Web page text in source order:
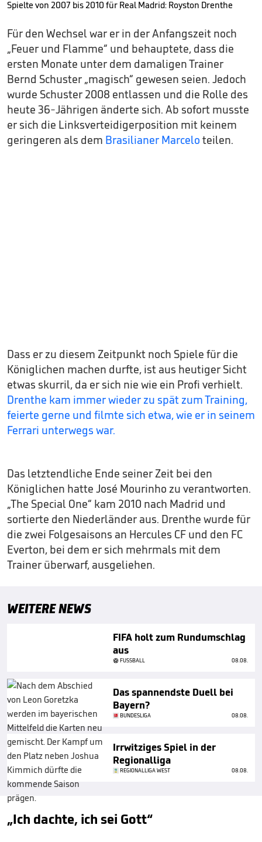
Spielte von 2007 bis 2010 für Real Madrid: Royston Drenthe
Für den Wechsel war er in der Anfangszeit noch
„Feuer und Flamme“ und behauptete, dass die
ersten Monate unter dem damaligen Trainer
Bernd Schuster „magisch“ gewesen seien. Jedoch
wurde Schuster 2008 entlassen und die Rolle des
heute 36-Jährigen änderte sich. Ab sofort musste
er sich die Linksverteidigerposition mit keinem
geringeren als dem Brasilianer Marcelo teilen.
Dass er zu diesem Zeitpunkt noch Spiele für die
Königlichen machen durfte, ist aus heutiger Sicht
etwas skurril, da er sich nie wie ein Profi verhielt.
Drenthe kam immer wieder zu spät zum Training,
feierte gerne und filmte sich etwa, wie er in seinem
Ferrari unterwegs war.
Das letztendliche Ende seiner Zeit bei den
Königlichen hatte José Mourinho zu verantworten.
„The Special One“ kam 2010 nach Madrid und
sortierte den Niederländer aus. Drenthe wurde für
die zwei Folgesaisons an Hercules CF und den FC
Everton, bei dem er sich mehrmals mit dem
Trainer überwarf, ausgeliehen.
WEITERE NEWS
FIFA holt zum Rundumschlag
aus
FUSSBALL 08.08.
Das spannendste Duell bei
Bayern?
BUNDESLIGA 08.08.
Irrwitziges Spiel in der
Regionalliga
REGIONALLIGA WEST 08.08.
„Ich dachte, ich sei Gott“